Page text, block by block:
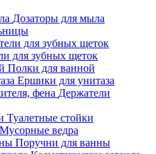
Дозаторы для мыла
для зубных щеток
Полки для ванной
Ершики для унитаза
Держатели
Туалетные стойки
Мусорные ведра
Поручни для ванны